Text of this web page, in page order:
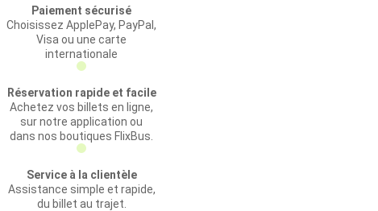
Paiement sécurisé
Choisissez ApplePay, PayPal,
Visa ou une carte
internationale
Réservation rapide et facile
Achetez vos billets en ligne,
sur notre application ou
dans nos boutiques FlixBus.
Service à la clientèle
Assistance simple et rapide,
du billet au trajet.